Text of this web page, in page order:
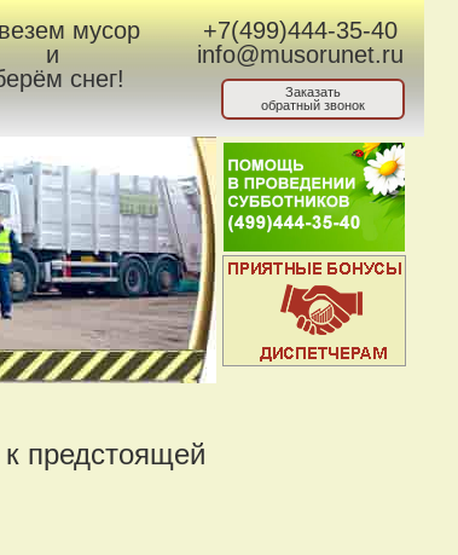
мусор
и
снег!
+7(499)444-35-40
info@musorunet.ru
Заказать
обратный звонок
предстоящей